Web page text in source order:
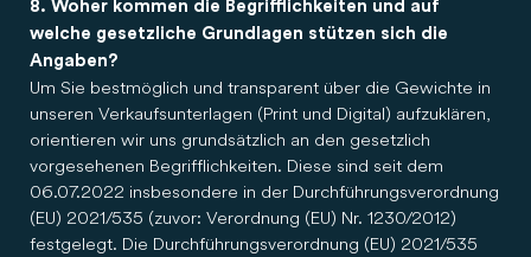
8. Woher kommen die Begrifflichkeiten und auf
welche gesetzliche Grundlagen stützen sich die
Angaben?
Um Sie bestmöglich und transparent über die Gewichte in
unseren Verkaufsunterlagen (Print und Digital) aufzuklären,
orientieren wir uns grundsätzlich an den gesetzlich
vorgesehenen Begrifflichkeiten. Diese sind seit dem
06.07.2022 insbesondere in der Durchführungsverordnung
(EU) 2021/535 (zuvor: Verordnung (EU) Nr. 1230/2012)
festgelegt. Die Durchführungsverordnung (EU) 2021/535